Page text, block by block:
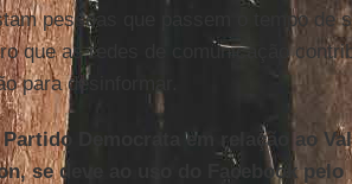
pessoas que passem o tempo de
que as redes de comunicação
para desinformar.
Democrata em relação ao
se deve ao uso do Facebook pelo